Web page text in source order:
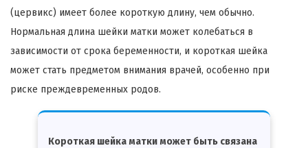
(цервикс) имеет более короткую длину, чем обычно.
Нормальная длина шейки матки может колебаться в
зависимости от срока беременности, и короткая шейка
может стать предметом внимания врачей, особенно при
риске преждевременных родов.
Короткая шейка матки может быть связана